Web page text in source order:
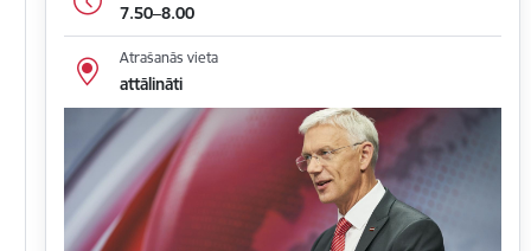
7.50–8.00
Atrašanās vieta
attālināti